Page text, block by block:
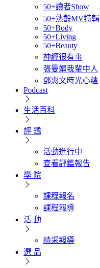
50+讀者Show
50+熟齡MV特輯
50+Body
50+Living
50+Beauty
神經很有事
張曼娟我輩中人
鄧惠文時光心蘊
Podcast
生活百科
評 鑑
活動進行中
查看評鑑報告
學 院
課程報名
課程報導
活 動
精采報導
選 品